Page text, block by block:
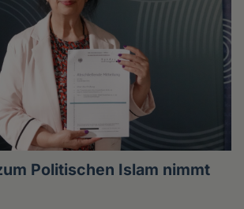
Politischen Islam nimmt